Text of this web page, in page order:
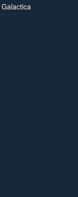
Galactica